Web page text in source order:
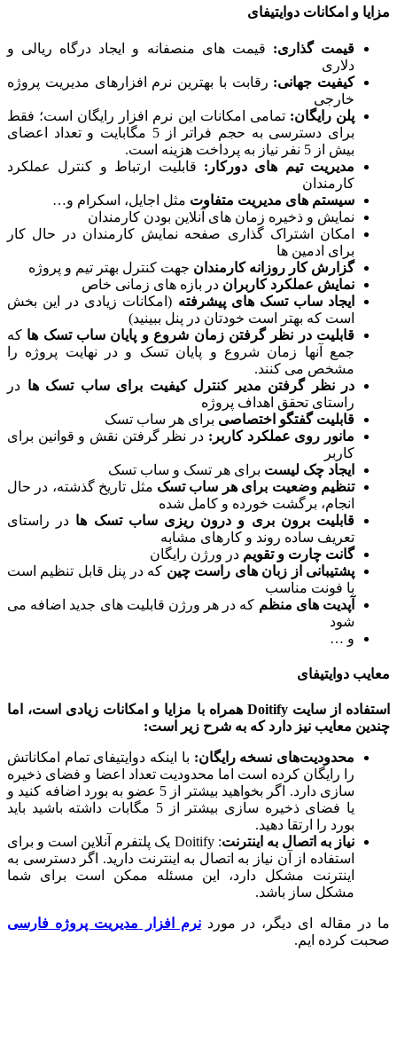
و امکانات دوایتیفای
قیمت گذاری:قیمت های منصفانه و ایجاد درگاه ریالی و
دلاری
کیفیت جهانی:رقابت با بهترین نرم افزارهای مدیریت پروژه
خارجی
پلن رایگان:تمامی امکانات این نرم افزار رایگان است؛ فقط
برای دسترسی به حجم فراتر از 5 مگابایت و تعداد اعضای
بیش از 5 نفر نیاز به پرداخت هزینه است.
مدیریت تیم های دورکار:قابلیت ارتباط و کنترل عملکرد
کارمندان
سیستم های مدیریت متفاوتمثل اجایل، اسکرام و…
نمایش و ذخیره زمان های آنلاین بودن کارمندان
امکان اشتراک گذاری صفحه نمایش کارمندان در حال کار
برای ادمین ها
گزارش کار روزانه کارمندانجهت کنترل بهتر تیم و پروژه
نمایش عملکرد کاربران در بازه های زمانی خاص
ایجاد ساب تسک های پیشرفته (امکانات زیادی در این بخش
است که بهتر است خودتان در پنل ببینید)
قابلیت در نظر گرفتن زمان شروع و پایان ساب تسک هاکه
جمع آنها زمان شروع و پایان تسک و در نهایت پروژه را
مشخص می کنند.
در نظر گرفتن مدیر کنترل کیفیت برای ساب تسک هادر
راستای تحقق اهداف پروژه
قابلیت گفتگو اختصاصیبرای هر ساب تسک
مانور روی عملکرد کاربر:در نظر گرفتن نقش و قوانین برای
کاربر
ایجاد چک لیستبرای هر تسک و ساب تسک
تنظیم وضعیت برای هر ساب تسکمثل تاریخ گذشته، در حال
انجام، برگشت خورده و کامل شده
قابلیت برون بری و درون ریزی ساب تسک هادر راستای
تعریف ساده روند و کارهای مشابه
گانت چارت و تقویمدر ورژن رایگان
پشتیبانی از زبان های راست چین که در پنل قابل تنظیم است
با فونت مناسب
آپدیت های منظمکه در هر ورژن قابلیت های جدید اضافه می
و …
دوایتیفای
استفاده از سایت Doitify همراه با مزایا و امکانات زیادی است، اما
معایب نیز دارد که به شرح زیر است:
محدودیت‌های نسخه رایگان:با اینکه دوایتیفای تمام امکاناتش
را رایگان کرده است اما محدودیت تعداد اعضا و فضای ذخیره
سازی دارد. اگر بخواهید بیشتر از 5 عضو به بورد اضافه کنید و
یا فضای ذخیره سازی بیشتر از 5 مگابات داشته باشید باید
بورد را ارتقا دهید.
نیاز به اتصال به اینترنت
: Doitify یک پلتفرم آنلاین است و برای
استفاده از آن نیاز به اتصال به اینترنت دارید. اگر دسترسی به
اینترنت مشکل دارد، این مسئله ممکن است برای شما
مشکل ساز باشد.
مقاله ای دیگر، در موردنرم افزار مدیریت پروژه فارسی
کرده ایم.